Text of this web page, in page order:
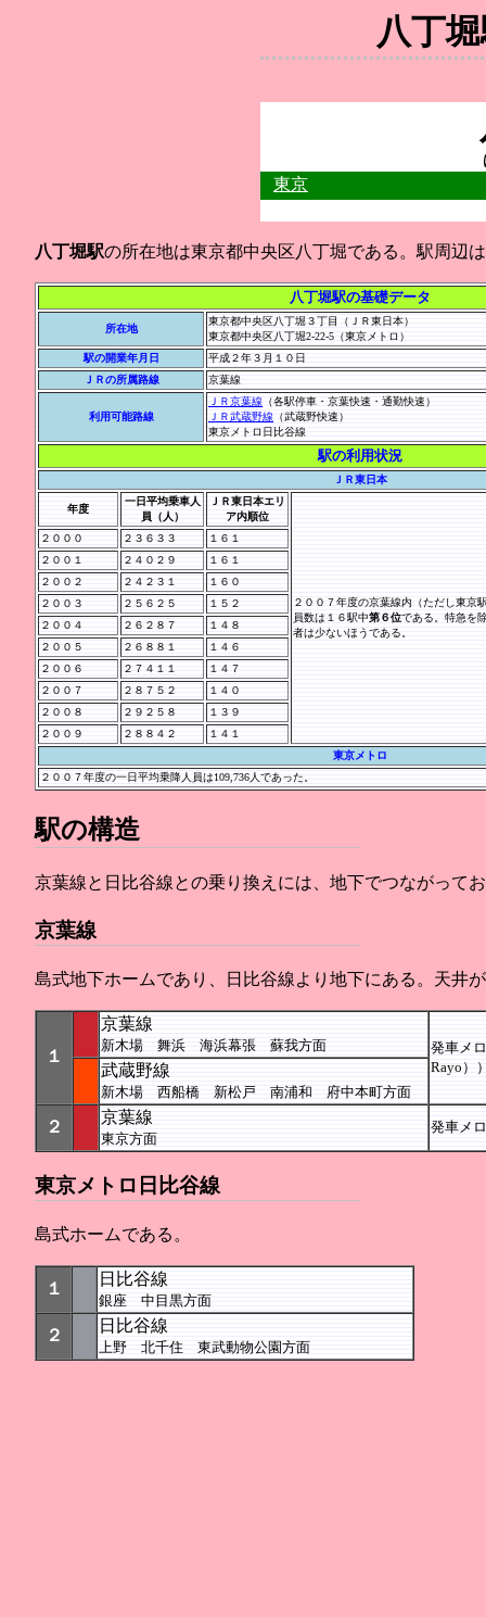
八丁
東京
八丁堀駅の所在地は東京都中央区八丁堀である。駅周辺
八丁堀駅の基礎データ
所在地
東京都中央区八丁堀３丁目（ＪＲ東日本）
東京都中央区八丁堀2-22-5（東京メトロ）
駅の開業年月日
平成２年３月１０日
ＪＲの所属路線
京葉線
利用可能路線
ＪＲ京葉線 （各駅停車・京葉快速・通勤快速）
ＪＲ武蔵野線 （武蔵野快速）
東京メトロ日比谷線
駅の利用状況
ＪＲ東日本
年度
一日平均乗車人
員（人）
ＪＲ東日本エリ
ア内順位
２００７年度の京葉線内（ただし東京
員数は１６駅中第６位である。特急を
者は少ないほうである。
２０００ ２３６３３
１６１
２００１
２４０２９
１６１
２００２
２４２３１
１６０
２００３
２５６２５
１５２
２００４
２６２８７
１４８
２００５
２６８８１
１４６
２００６
２７４１１
１４７
２００７
２８７５２
１４０
２００８
２９２５８
１３９
２００９
２８８４２
１４１
東京メトロ
２００７年度の一日平均乗降人員は109,736人であった。
駅の構造
京葉線と日比谷線との乗り換えには、地下でつながって
京葉線
島式地下ホームであり、日比谷線より地下にある。天井
１
京葉線
新木場 舞浜 海浜幕張 蘇我方面
発車メ
Rayo）
武蔵野線
新木場 西船橋 新松戸 南浦和 府中本町方面
２
京葉線
東京方面
発車メ
東京メトロ日比谷線
島式ホームである。
１
日比谷線
銀座 中目黒方面
２
日比谷線
上野 北千住 東武動物公園方面